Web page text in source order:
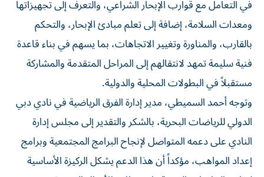
في التعامل مع قوارب الإبحار الشراعي، والتعرف إلى تجهيزاتها
ومعدات السلامة، إضافة إلى تعلم مبادئ الإبحار، والتحكم
بالقارب، والمناورة وتغيير الاتجاهات، بما يسهم في بناء قاعدة
فنية سليمة تمهد لانتقالهم إلى المراحل المتقدمة والمشاركة
مستقبلاً في البطولات المحلية والدولية.
وتوجه أحمد السميطي، مدير إدارة الفرق الرياضية في نادي دبي
الدولي للرياضات البحرية، بالشكر والتقدير إلى مجلس إدارة
النادي على دعمه المتواصل لإنجاح البرامج المجتمعية وبرامج
إعداد المواهب، مؤكداً أن هذا الدعم يشكل الركيزة الأساسية